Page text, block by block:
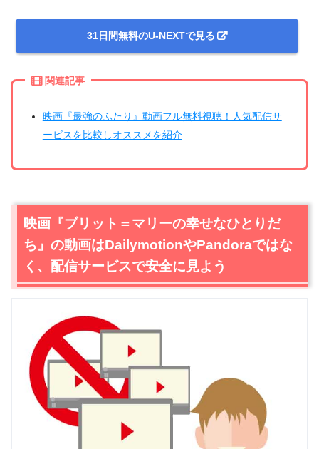
31日間無料のU-NEXTで見る
関連記事
映画『最強のふたり』動画フル無料視聴！人気配信サ
ービスを比較しオススメを紹介
映画『ブリット＝マリーの幸せなひとりだ
ち』の動画はDailymotionやPandoraではな
く、配信サービスで安全に見よう